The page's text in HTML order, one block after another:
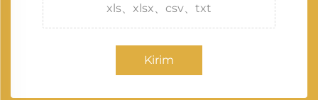
xls、xlsx、csv、txt
Kirim